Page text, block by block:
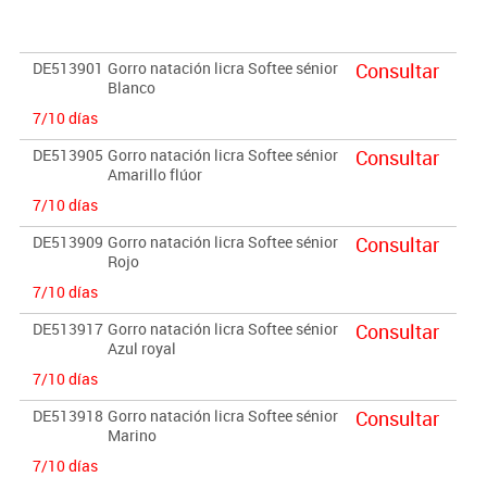
DE513901 Gorro natación licra Softee sénior
Blanco
7/10 días
Consultar
DE513905 Gorro natación licra Softee sénior
Amarillo flúor
7/10 días
Consultar
DE513909 Gorro natación licra Softee sénior
Rojo
7/10 días
Consultar
DE513917 Gorro natación licra Softee sénior
Azul royal
7/10 días
Consultar
DE513918 Gorro natación licra Softee sénior
Marino
7/10 días
Consultar